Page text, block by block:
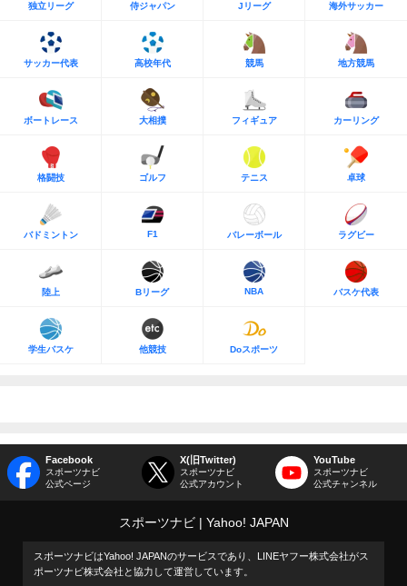
独立リーグ 侍ジャパン Jリーグ 海外サッカー
サッカー代表 高校年代 競馬 地方競馬
ボートレース 大相撲 フィギュア カーリング
格闘技 ゴルフ テニス 卓球
バドミントン F1 バレーボール ラグビー
陸上 Bリーグ NBA バスケ代表
学生バスケ 他競技 Doスポーツ
Facebook
スポーツナビ
公式ページ
X(旧Twitter)
スポーツナビ
公式アカウント
YouTube
スポーツナビ
公式チャンネル
スポーツナビ Yahoo! JAPAN
スポーツナビはYahoo! JAPANのサービスであり、LINEヤフー株式会社がス
ポーツナビ株式会社と協力して運営しています。